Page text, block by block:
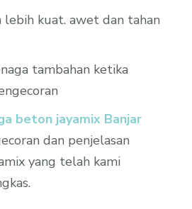
kuat. awet dan tahan
tambahan ketika
beton jayamix Banjar
dan penjelasan
yang telah kami